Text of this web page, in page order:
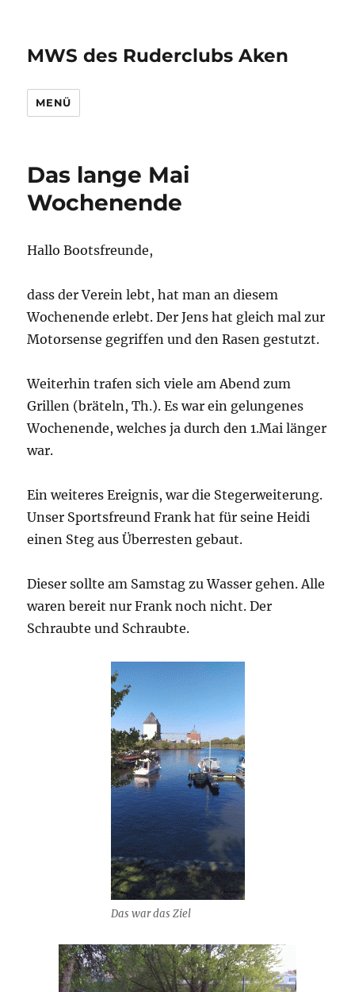
MWS des Ruderclubs Aken
MENÜ
Das lange Mai
Wochenende
Hallo Bootsfreunde,
dass der Verein lebt, hat man an diesem
Wochenende erlebt. Der Jens hat gleich mal zur
Motorsense gegriffen und den Rasen gestutzt.
Weiterhin trafen sich viele am Abend zum
Grillen (bräteln, Th.). Es war ein gelungenes
Wochenende, welches ja durch den 1.Mai länger
war.
Ein weiteres Ereignis, war die Stegerweiterung.
Unser Sportsfreund Frank hat für seine Heidi
einen Steg aus Überresten gebaut.
Dieser sollte am Samstag zu Wasser gehen. Alle
waren bereit nur Frank noch nicht. Der
Schraubte und Schraubte.
Das war das Ziel